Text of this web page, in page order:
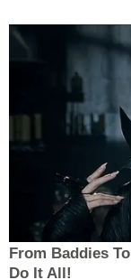
From Baddies
Do It All!